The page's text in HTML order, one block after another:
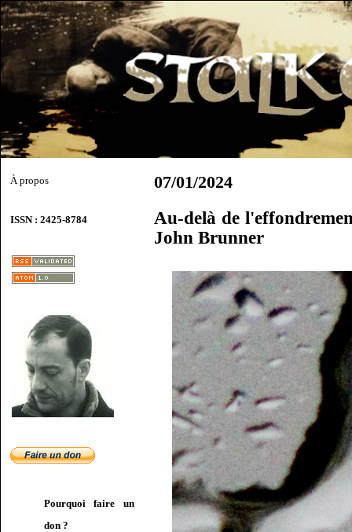
À propos
ISSN : 2425-8784
Pourquoi faire un
don ?
07/01/2024
Au-delà de
John Brunner